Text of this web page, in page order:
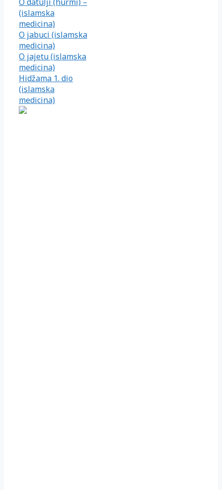
(islamska
medicina)
O jabuci (islamska
medicina)
O jajetu (islamska
medicina)
Hidžama 1. dio
(islamska
medicina)